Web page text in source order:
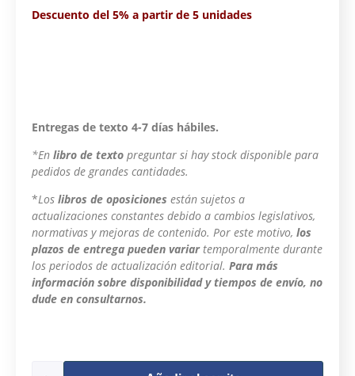
Descuento del 5% a partir de 5 unidades
Entregas de texto 4-7 días hábiles.
*En libro de texto preguntar si hay stock disponible para
pedidos de grandes cantidades.
*Los libros de oposiciones están sujetos a
actualizaciones constantes debido a cambios legislativos,
normativas y mejoras de contenido. Por este motivo, los
plazos de entrega pueden variartemporalmente durante
los periodos de actualización editorial. Para más
información sobre disponibilidad y tiempos de envío, no
dude en consultarnos.